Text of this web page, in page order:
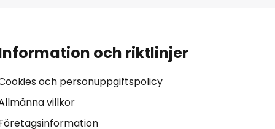
och riktlinjer
och personuppgiftspolicy
villkor